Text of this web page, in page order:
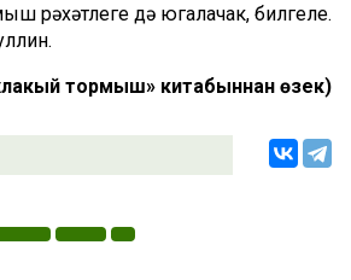
рәхәтлеге дә югалачак, билгеле.
тормыш» китабыннан өзек)